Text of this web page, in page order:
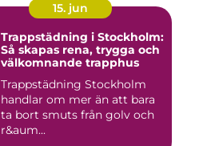
15. jun
Trappstädning i Stockholm:
Så skapas rena, trygga och
välkomnande trapphus
Trappstädning Stockholm
handlar om mer än att bara
ta bort smuts från golv och
r&aum...